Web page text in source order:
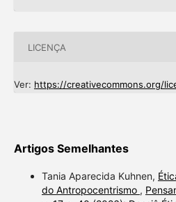
LICENÇA
Ver: https://creativecommons.org/
Artigos Semelhantes
Tania Aparecida Kuhnen,
do Antropocentrismo ,